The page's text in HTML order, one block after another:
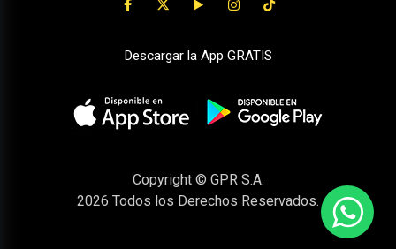
Descargar la App GRATIS
Copyright © GPR S.A.
2026 Todos los Derechos Reservados.